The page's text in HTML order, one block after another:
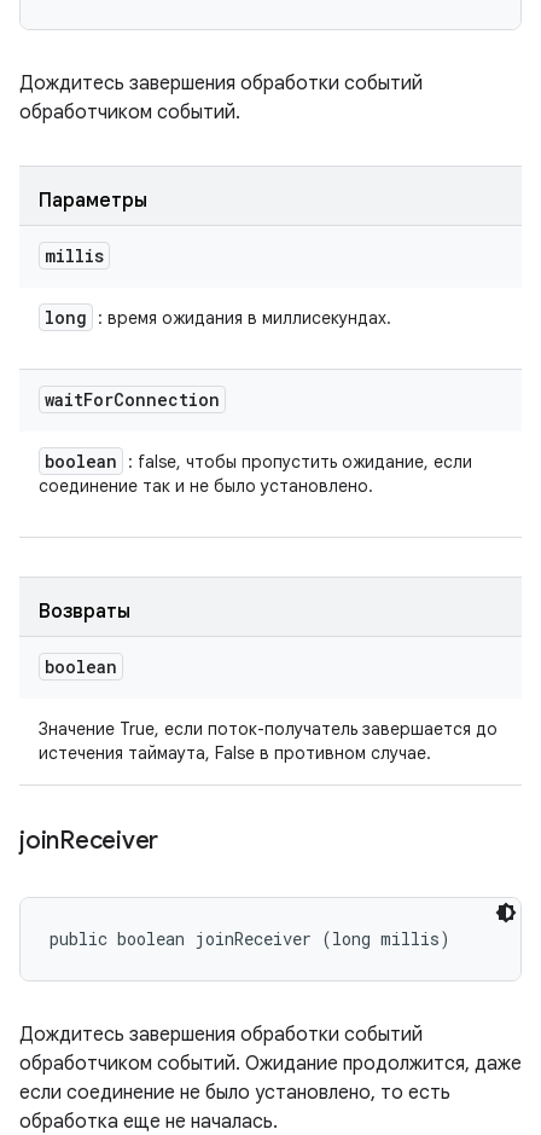
Дождитесь завершения обработки событий
обработчиком событий.
Параметры
millis
long : время ожидания в миллисекундах.
waitForConnection
boolean
: false, чтобы пропустить ожидание, если
соединение так и не было установлено.
Возвраты
boolean
Значение True, если поток-получатель завершается до
истечения таймаута, False в противном случае.
joinReceiver
public boolean joinReceiver (long millis)
Дождитесь завершения обработки событий
обработчиком событий. Ожидание продолжится, даже
если соединение не было установлено, то есть
обработка еще не началась.